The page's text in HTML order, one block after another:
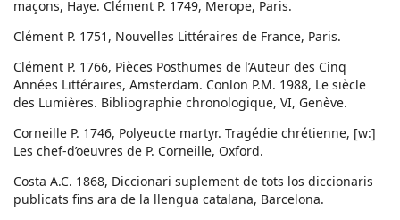
maçons, Haye. Clément P. 1749, Merope, Paris.
Clément P. 1751, Nouvelles Littéraires de France, Paris.
Clément P. 1766, Pièces Posthumes de l’Auteur des Cinq
Années Littéraires, Amsterdam. Conlon P.M. 1988, Le siècle
des Lumières. Bibliographie chronologique, VI, Genève.
Corneille P. 1746, Polyeucte martyr. Tragédie chrétienne, [w:]
Les chef-d’oeuvres de P. Corneille, Oxford.
Costa A.C. 1868, Diccionari suplement de tots los diccionaris
publicats fins ara de la llengua catalana, Barcelona.